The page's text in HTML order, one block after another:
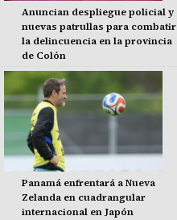
Anuncian despliegue policial y
nuevas patrullas para combatir
la delincuencia en la provincia
de Colón
Panamá enfrentará a Nueva
Zelanda en cuadrangular
internacional en Japón